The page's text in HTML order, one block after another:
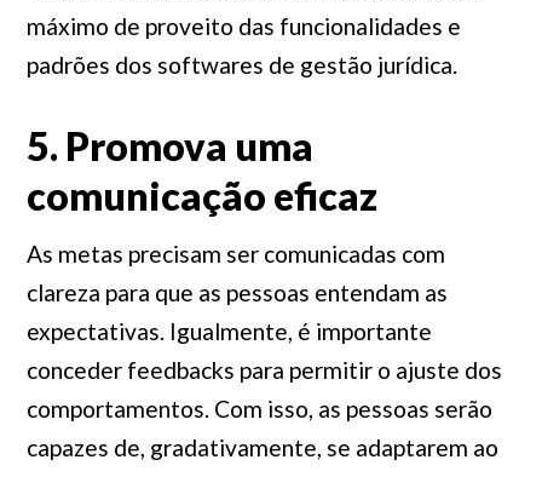
máximo de proveito das funcionalidades e
padrões dos softwares de gestão jurídica.
5. Promova uma
comunicação eficaz
As metas precisam ser comunicadas com
clareza para que as pessoas entendam as
expectativas. Igualmente, é importante
conceder feedbacks para permitir o ajuste dos
comportamentos. Com isso, as pessoas serão
capazes de, gradativamente, se adaptarem ao